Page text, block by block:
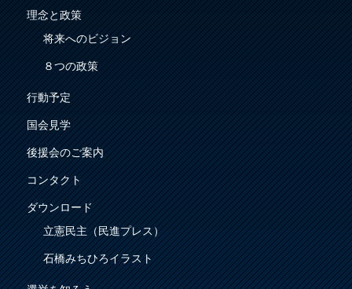
理念と政策
将来へのビジョン
８つの政策
行動予定
国会見学
後援会のご案内
コンタクト
ダウンロード
立憲民主（民進プレス）
石橋みちひろイラスト